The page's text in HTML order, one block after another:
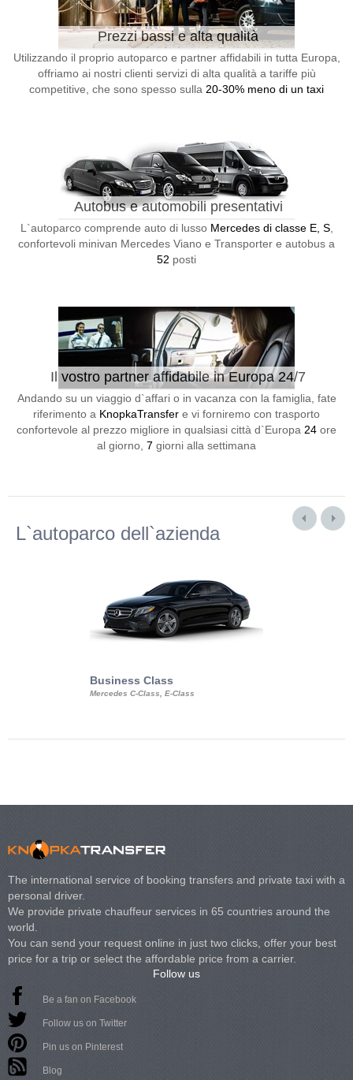
Prezzi bassi e alta qualità
Utilizzando il proprio autoparco e partner affidabili in tutta Europa,
offriamo ai nostri clienti servizi di alta qualità a tariffe più
competitive, che sono spesso sulla 20-30% meno di un taxi
Autobus e automobili presentativi
L`autoparco comprende auto di lusso Mercedes di classe E, S,
confortevoli minivan Mercedes Viano e Transporter e autobus a
52 posti
Il vostro partner affidabile in Europa 24/7
Andando su un viaggio d`affari o in vacanza con la famiglia, fate
riferimento a KnopkaTransfer e vi forniremo con trasporto
confortevole al prezzo migliore in qualsiasi città d`Europa 24 ore
al giorno, 7 giorni alla settimana
L`autoparco dell`azienda
Business Class
Mercedes C-Class, E-Class
The international service of booking transfers and private taxi with a
personal driver.
We provide private chauffeur services in 65 countries around the
world.
You can send your request online in just two clicks, offer your best
price for a trip or select the affordable price from a carrier.
Follow us
Be a fan on Facebook
Follow us on Twitter
Pin us on Pinterest
Blog